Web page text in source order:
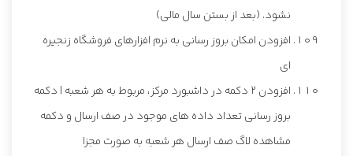
نشود. (بعد از بستن سال مالی)
افزودن امکان بروز رسانی به نرم افزارهای فروشگاه زنجیره
ای
افزودن 2 دکمه در داشبورد مرکز، مربوط به هر شعبه | دکمه
بروز رسانی تعداد داده های موجود در صف ارسال و دکمه
مشاهده لاگ صف ارسال هر شعبه به صورت مجزا